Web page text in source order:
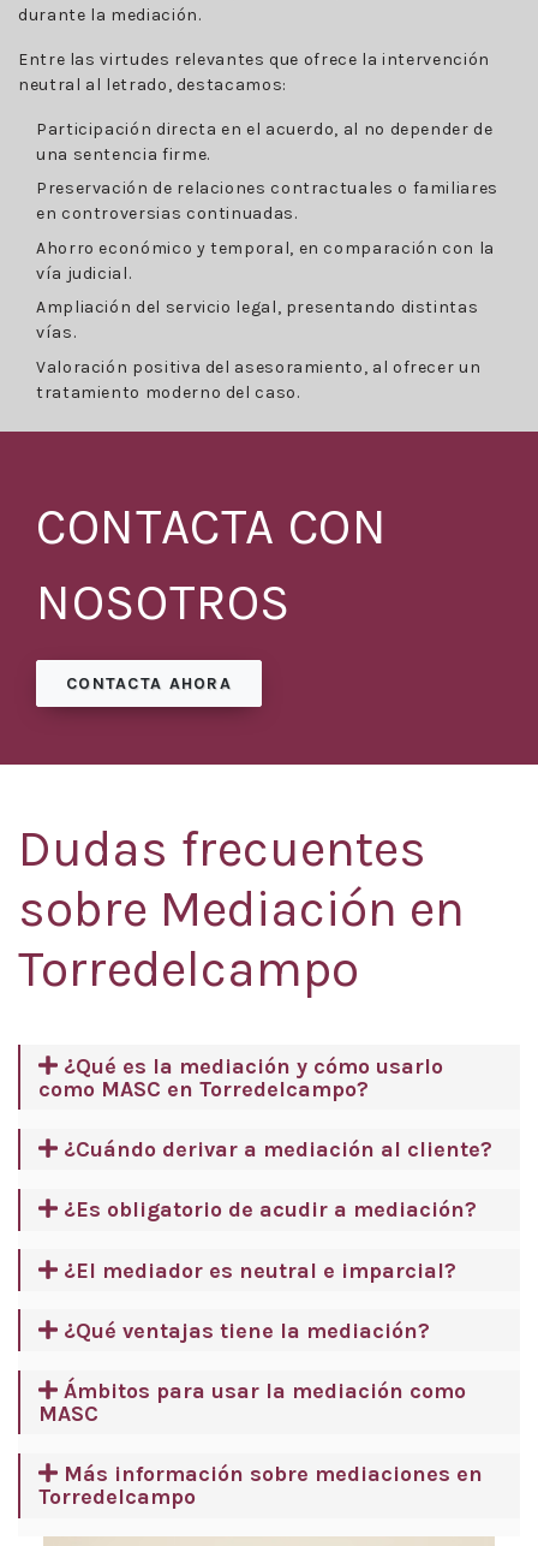
durante la mediación.
Entre las virtudes relevantes que ofrece la intervención
neutral al letrado, destacamos:
Participación directa en el acuerdo, al no depender de
una sentencia firme.
Preservación de relaciones contractuales o familiares
en controversias continuadas.
Ahorro económico y temporal, en comparación con la
vía judicial.
Ampliación del servicio legal, presentando distintas
vías.
Valoración positiva del asesoramiento, al ofrecer un
tratamiento moderno del caso.
CONTACTA CON
NOSOTROS
CONTACTA AHORA
Dudas frecuentes
sobre Mediación en
Torredelcampo
¿Qué es la mediación y cómo usarlo
como MASC en Torredelcampo?
¿Cuándo derivar a mediación al cliente?
¿Es obligatorio de acudir a mediación?
¿El mediador es neutral e imparcial?
¿Qué ventajas tiene la mediación?
Ámbitos para usar la mediación como
MASC
Más información sobre mediaciones en
Torredelcampo